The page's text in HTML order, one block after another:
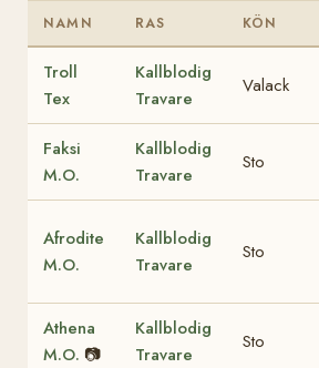
NAMN RAS KÖN
Troll
Tex
Kallblodig
Travare
Valack
Faksi
M.O.
Kallblodig
Travare
Sto
Afrodite
M.O.
Kallblodig
Travare
Sto
Athena
M.O. 📷
Kallblodig
Travare
Sto